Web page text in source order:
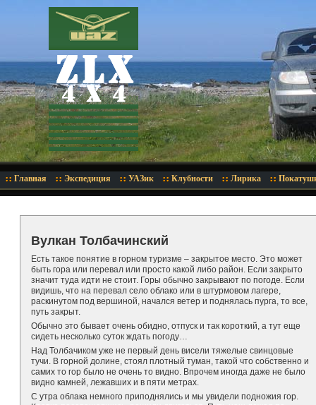
Главная Экспедиция УАЗик Клубности Лирика
Вулкан Толбачинский
Есть такое понятие в горном туризме – закрытое место. Это может
быть гора или перевал или просто какой либо район. Если закрыто
значит туда идти не стоит. Горы обычно закрывают по погоде. Если
видишь, что на перевал село облако или в штурмовом лагере,
раскинутом под вершиной, начался ветер и поднялась пурга, то все,
путь закрыт.
Обычно это бывает очень обидно, отпуск и так короткий, а тут еще
сидеть несколько суток ждать погоду…
Над Толбачиком уже не первый день висели тяжелые свинцовые
тучи. В горной долине, стоял плотный туман, такой что собственно и
самих то гор было не очень то видно. Впрочем иногда даже не было
видно камней, лежавших и в пяти метрах.
С утра облака немного приподнялись и мы увидели подножия гор.